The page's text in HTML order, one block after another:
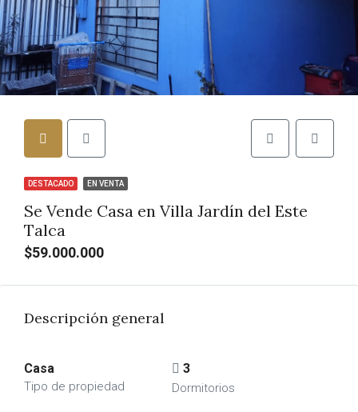
DESTACADO EN VENTA
Se Vende Casa en Villa Jardín del Este
Talca
$59.000.000
Descripción general
Casa
Tipo de propiedad
3
Dormitorios